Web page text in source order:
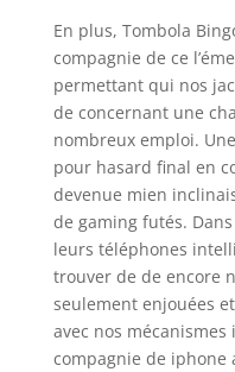
En plus, Tombola
compagnie de ce
permettant qui nos
de concernant une
nombreux emploi.
pour hasard final en
devenue mien
de gaming futés.
leurs téléphones
trouver de de encore
seulement enjouées
avec nos mécanismes
compagnie de iphone